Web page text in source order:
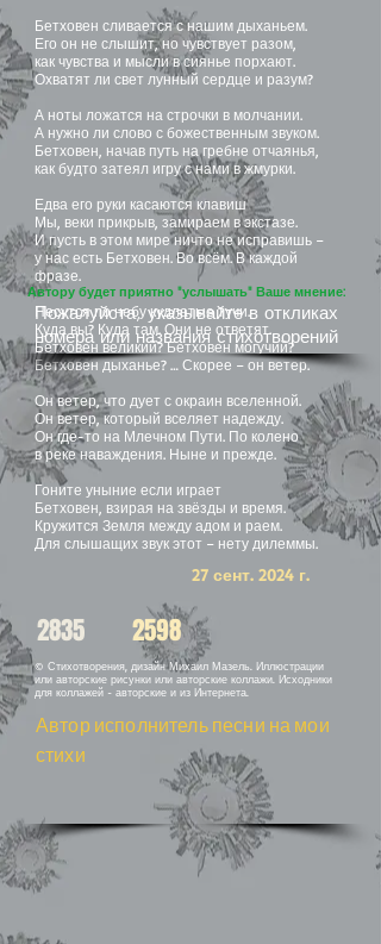
Бетховен сливается с нашим дыханьем.
Его он не слышит, но чувствует разом,
как чувства и мысли в сиянье порхают.
Охватят ли свет лунный сердце и разум?
А ноты ложатся на строчки в молчании.
А нужно ли слово с божественным звуком.
Бетховен, начав путь на гребне отчаянья,
как будто затеял игру с нами в жмурки.
Едва его руки касаются клавиш
Мы, веки прикрыв, замираем в экстазе.
И пусть в этом мире ничто не исправишь –
у нас есть Бетховен. Во всём. В каждой
фразе.
Несутся по небу кудлатые тучи.
Куда вы? Куда там. Они не ответят.
Бетховен великий? Бетховен могучий?
Бетховен дыханье? … Скорее – он ветер.
Он ветер, что дует с окраин вселенной.
Он ветер, который вселяет надежду.
Он где-то на Млечном Пути. По колено
в реке наваждения. Ныне и прежде.
Гоните уныние если играет
Бетховен, взирая на звёзды и время.
Кружится Земля между адом и раем.
Для слышащих звук этот – нету дилеммы.
27 сент. 2024 г.
2835 2598
© Стихотворения, дизайн Михаил Мазель. Иллюстрации
или авторские рисунки или авторские коллажи. Исходники
для коллажей - авторские и из Интернета.
Автор исполнитель песни на мои
стихи
Автору будет приятно "услышать" Ваше мнение:
Пожалуйста, указывайте в откликах
номера или названия стихотворений